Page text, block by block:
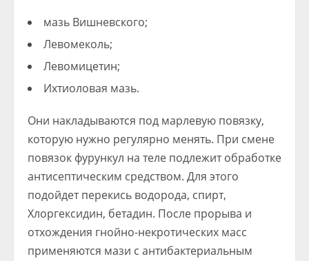
мазь Вишневского;
Левомеколь;
Левомицетин;
Ихтиоловая мазь.
Они накладываются под марлевую повязку,
которую нужно регулярно менять. При смене
повязок фурункул на теле подлежит обработке
антисептическим средством. Для этого
подойдет перекись водорода, спирт,
Хлоргексидин, бетадин. После прорыва и
отхождения гнойно-некротических масс
применяются мази с антибактериальным